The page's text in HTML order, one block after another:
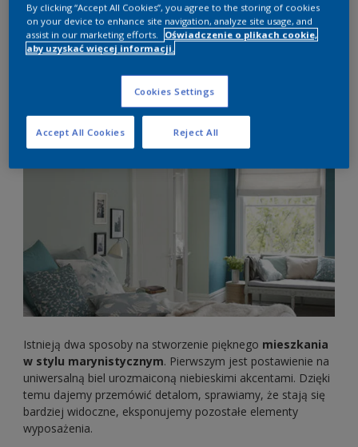
We wnętrzu w stylu marynistycznymznakomicie
poczują się zarówno morskie wilki, jak i szczury lądowe.
Wyraża tęsknotę za przygodą, za żeglugą, za podróżą w
nieznane. Wystarczy, że sięgniemy po kolor przywodzący na
Styl marynistyczny: biel i niebieski
Istnieją dwa sposoby na stworzenie pięknego mieszkania
w stylu marynistycznym. Pierwszym jest postawienie na
uniwersalną biel urozmaiconą niebieskimi akcentami. Dzięki
temu dajemy przemówić detalom, sprawiamy, że stają się
bardziej widoczne, eksponujemy pozostałe elementy
wyposażenia.
By clicking “Accept All Cookies”, you agree to the storing of cookies
on your device to enhance site navigation, analyze site usage, and
assist in our marketing efforts.
Oświadczenie o plikach cookie,
aby uzyskać więcej informacji.
Cookies Settings
Reject All
Accept All Cookies